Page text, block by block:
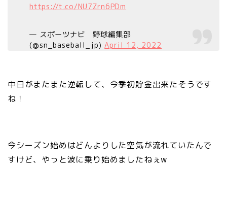
https://t.co/NU7Zrn6PDm
— スポーツナビ 野球編集部
(@sn_baseball_jp)April 12, 2022
中日がまたまた逆転して、今季初貯金出来たそうです
ね！
今シーズン始めはどんよりした空気が流れていたんで
すけど、やっと波に乗り始めましたねぇw